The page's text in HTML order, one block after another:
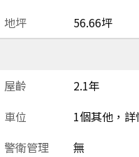
地坪
56.66坪
屋齡
2.1年
車位
警衛管理 無